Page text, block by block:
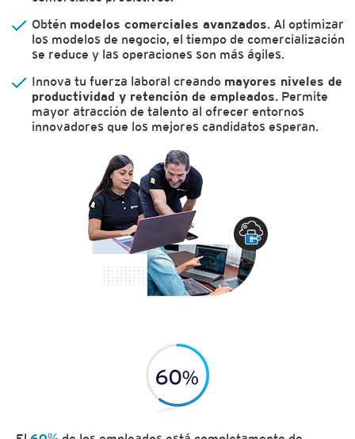
Obtén modelos comerciales avanzados. Al optimizar
los modelos de negocio, el tiempo de comercialización
se reduce y las operaciones son más ágiles.
Innova tu fuerza laboral creando mayores niveles de
productividad y retención de empleados. Permite
mayor atracción de talento al ofrecer entornos
innovadores que los mejores candidatos esperan.